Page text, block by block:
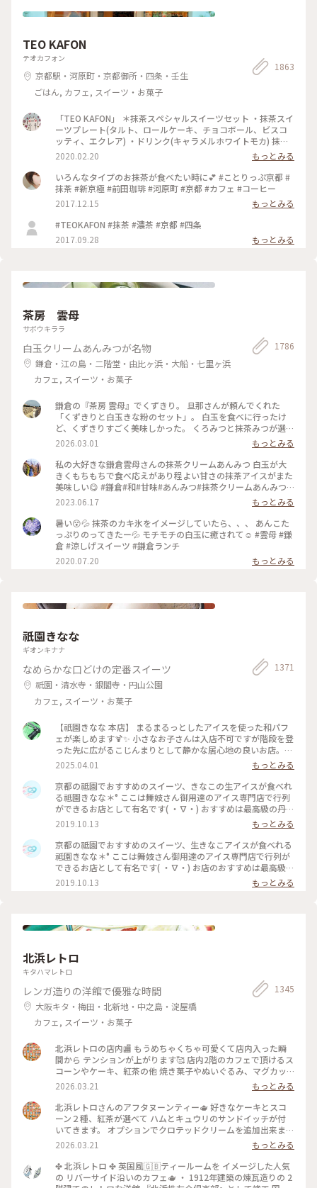
香りのミルクチョコやルビーチョコを使用し、 一枚ずつ違う
桜 #桜スイーツ #和スイーツ #チョコレート #お取り寄せ #手み
やげ #おみやげ
TEO KAFON
テオカフォン
京都駅・河原町・京都御所・四条・壬生
ごはん, カフェ, スイーツ・お菓子
1863
「TEO KAFON」 ＊抹茶スペシャルスイーツセット ・抹茶スイ
ーツプレート(タルト、ロールケーキ、チョコボール、ビスコ
ッティ、エクレア) ・ドリンク(キャラメルホワイトモカ) 抹茶
三昧出来て大満足したそうです。 フォークを2本用意して頂い
たのですが、娘一人で完食でした。 #TEO KAFON#抹茶三昧#
プチことりっぷ京都#冬のおでかけ
2020.02.20
もっとみる
いろんなタイプのお抹茶が食べたい時に💕 #ことりっぷ京都 #
抹茶 #新京極 #前田珈琲 #河原町 #京都 #カフェ #コーヒー
2017.12.15
もっとみる
#TEOKAFON #抹茶 #濃茶 #京都 #四条
2017.09.28
もっとみる
茶房 雲母
サボウキララ
白玉クリームあんみつが名物
鎌倉・江の島・二階堂・由比ヶ浜・大船・七里ヶ浜
カフェ, スイーツ・お菓子
1786
鎌倉の『茶房 雲母』でくずきり。 旦那さんが頼んでくれた
「くずきりと白玉きな粉のセット」。 白玉を食べに行ったけ
ど、くずきりすごく美味しかった。 くろみつと抹茶みつが選べ
ます。 1時間待ちを想定して行ったら、30分も待たずに入れ
た。 梅の見える特等席。 けど、席についてから出てくるまで
30分弱かかったので、だいたい1時間。 1時間くらいなら、並
んでも食べたいクオリティ。 #神奈川#鎌倉#茶房雲母#白玉#お
もちずき#Ayuのおやつ#はじめての鎌倉
2026.03.01
もっとみる
私の大好きな鎌倉雲母さんの抹茶クリームあんみつ 白玉が大
きくもちもちで食べ応えがあり程よい甘さの抹茶アイスがまた
美味しい😋 #鎌倉#和#甘味#あんみつ#抹茶クリームあんみつ#
雲母
2023.06.17
もっとみる
暑い😵💦 抹茶のカキ氷をイメージしていたら、、、 あんこた
っぷりのってきたー💦 モチモチの白玉に癒されて☺️ #雲母 #鎌
倉 #涼しげスイーツ #鎌倉ランチ
2020.07.20
もっとみる
祇園きなな
ギオンキナナ
なめらかな口どけの定番スイーツ
祇園・清水寺・銀閣寺・円山公園
カフェ, スイーツ・お菓子
1371
【祇園きなな 本店】 まるまるっとしたアイスを使った和パフ
ェが楽しめます🍹✨ 小さなお子さんは入店不可ですが階段を登
った先に広がるこじんまりとして静かな居心地の良いお店。
パフェはきなこや抹茶、黒ゴマなどを使った和なものからティ
ラミスの入ったイタリアン風、ベリーを使ったものなど様々。
アイスの食べ比べやふわふわのかき氷、焼き菓子、クロックム
ッシュのようなフードメニューもあります。 こちらもアニメ・
名探偵コナンで取り上げられました✨ #京都グルメ #京都 #祇
園 #本店 #人気店 #聖地巡礼 #パフェ #きなこ #黒ゴマ #アイス
クリーム #かき氷 #フォトジェニック #名探偵コナン
2025.04.01
もっとみる
京都の祗園でおすすめのスイーツ、きなこの生アイスが食べれ
る祗園きなな＊° ここは舞妓さん御用達のアイス専門店で行列
ができるお店として有名です( ・∇・) おすすめは最高級の丹波
黒豆を使用したきなこの生アイス『できたてきなな』。(600円
ほうじ茶付)なんと添加物、保存料、卵を一切使ってません。
濃厚なのに甘すぎず、口どけが最高で本当においしかったので
京都にきたらまた立ち寄りたいお店の1つになりました♡ #京
都#おすすめ#スイーツ#アイス#秋の味覚ゴーラー隊#きなこ
2019.10.13
もっとみる
京都の祗園でおすすめのスイーツ、生きなこアイスが食べれる
祗園きなな＊° ここは舞妓さん御用達のアイス専門店で行列が
できるお店として有名です( ・∇・) お店のおすすめは最高級の
丹波黒豆を使用したきなこの生アイス『できたてきなな』。
(600円ほうじ茶付)なんと添加物、保存料、卵を一切使ってま
♡ #京都#おすすめ#スイーツ#アイス#秋の味覚ゴーラー隊#き
2019.10.13 もっとみる
北浜レトロ
キタハマレトロ
レンガ造りの洋館で優雅な時間
大阪キタ・梅田・北新地・中之島・淀屋橋
カフェ, スイーツ・お菓子
1345
北浜レトロの店内🏬 もうめちゃくちゃ可愛くて店内入った瞬
間から テンションが上がります🥰 店内2階のカフェで頂けるス
コーンやケーキ、紅茶の他 焼き菓子やぬいぐるみ、マグカッ
プやプレゼント用の 詰め合わせなど購入することが出来ます✨
店内はシックなアンティーク家具にミントグリーンが 映えて
素敵な空間です〜！
2026.03.21
もっとみる
北浜レトロさんのアフタヌーンティー🫖 好きなケーキとスコ
ーン２種、紅茶が選べて ハムとキュウリのサンドイッチが付
いてきます。 オプションでクロテッドクリームを追加出来ます
✨ スコーンは季節限定のさくらとくるみをチョイス。 ケーキ
はストロベリースペシャルショートケーキです🍓 ウェッジウ
ッドのお皿に乗せられてボリュームが凄いです😳 ケーキも1ピ
ースがかなり大きく、しっかり甘め。 スコーンは温かく香り
2026.03.21
もっとみる
✤ 北浜レトロ ✤ 英国風🇬🇧ティールームを イメージした人気
の リバーサイド沿いのカフェ🫖 ・ 1912年建築の煉瓦造りの 2